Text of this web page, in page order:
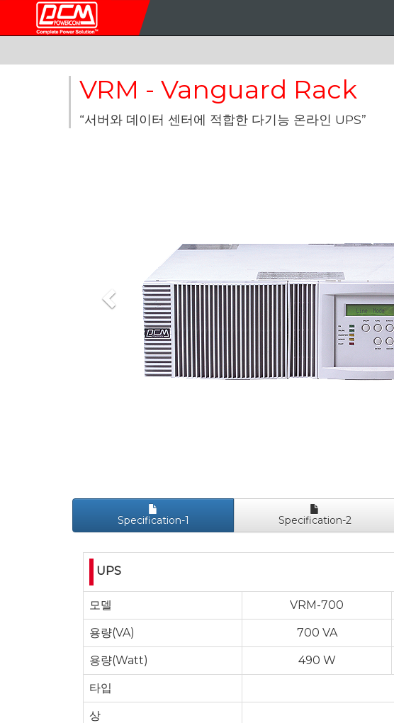
VRM - Vanguard Rack
“서버와 데이터 센터에 적합한 다기능 온라인 UPS”
Specification-1 Specification-2
UPS
모델 VRM-700
용량(VA) 700 VA
용량(Watt) 490 W
타입
상